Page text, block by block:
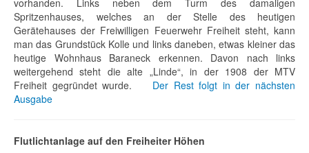
Spritzenhauses, welches an der Stelle des heutigen
Gerätehauses der Freiwilligen Feuerwehr Freiheit steht, kann
man das Grundstück Kolle und links daneben, etwas kleiner das
heutige Wohnhaus Baraneck erkennen. Davon nach links
weitergehend steht die alte „Linde“, in der 1908 der MTV
Freiheit gegründet wurde. Der Rest folgt in der nächsten
Ausgabe
Flutlichtanlage auf den Freiheiter Höhen